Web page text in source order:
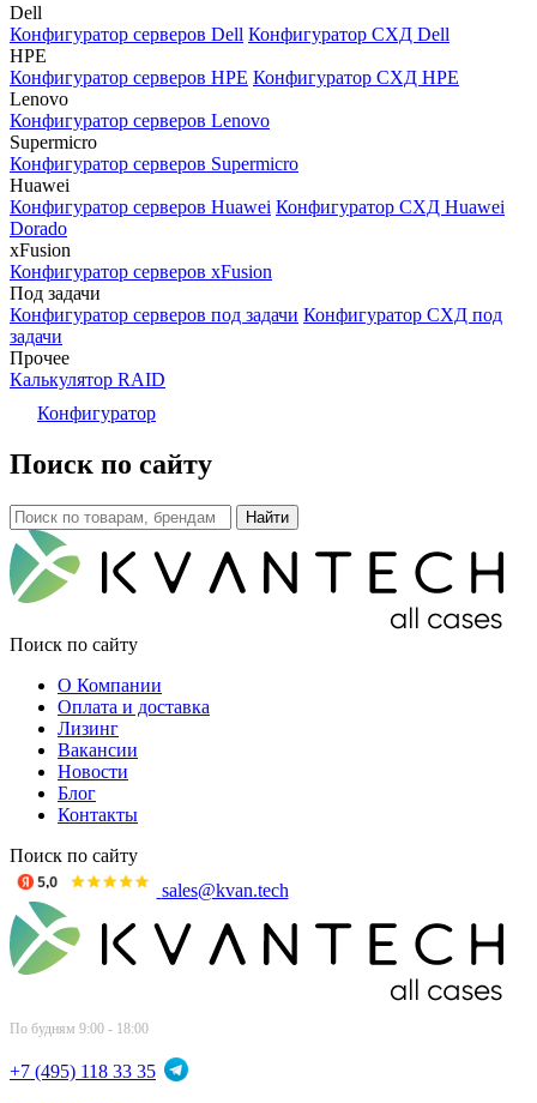
Dell
Конфигуратор серверов Dell Конфигуратор СХД Dell
HPE
Конфигуратор серверов HPE Конфигуратор СХД HPE
Lenovo
Конфигуратор серверов Lenovo
Supermicro
Конфигуратор серверов Supermicro
Huawei
Конфигуратор серверов Huawei Конфигуратор СХД Huawei
Dorado
xFusion
Конфигуратор серверов xFusion
Под задачи
Конфигуратор серверов под задачи Конфигуратор СХД под
задачи
Прочее
Калькулятор RAID
Конфигуратор
Поиск по сайту
Поиск по сайту
О Компании
Оплата и доставка
Лизинг
Вакансии
Новости
Блог
Контакты
Поиск по сайту
sales@kvan.tech
По будням 9:00 - 18:00
+7 (495) 118 33 35